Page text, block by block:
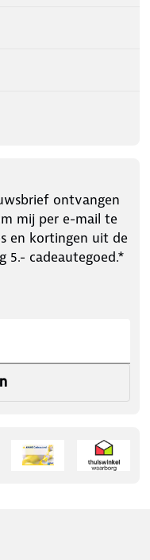
ontvangen
mij per e-mail te
en kortingen uit de
5.- cadeautegoed.*